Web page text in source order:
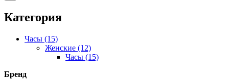
Категория
Часы (15)
Женские (12)
Часы (15)
Бренд